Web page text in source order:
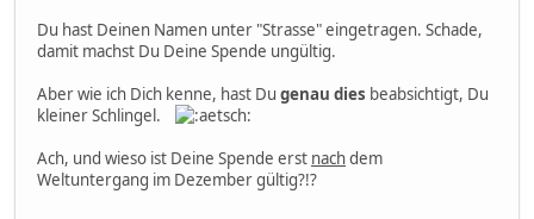
Du hast Deinen Namen unter "Strasse" eingetragen. Schade,
damit machst Du Deine Spende ungültig.
Aber wie ich Dich kenne, hast Du genau dies beabsichtigt, Du
kleiner Schlingel.
Ach, und wieso ist Deine Spende erst nachdem
Weltuntergang im Dezember gültig?!?